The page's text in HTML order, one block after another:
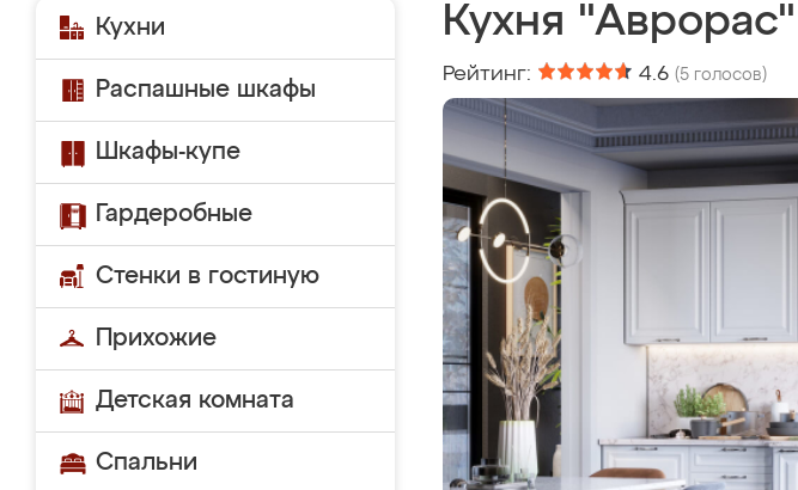
Кухни
Распашные шкафы
Шкафы-купе
Гардеробные
Стенки в гостиную
Прихожие
Детская комната
Спальни
Кухня "Аврорас"
Рейтинг: 4.6 (5 голосов)